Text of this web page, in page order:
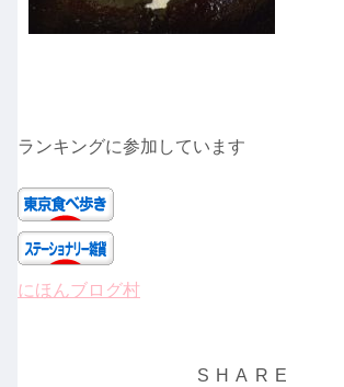
ランキングに参加しています
にほんブログ村